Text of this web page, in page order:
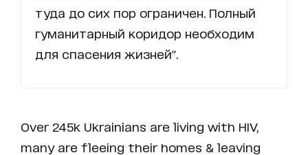
туда до сих пор ограничен. Полный
гуманитарный коридор необходим
для спасения жизней".
Over 245k Ukrainians are living with HIV,
many are fleeing their homes & leaving